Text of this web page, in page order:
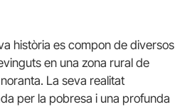
història es compon de diversos
en una zona rural de
La seva realitat
per la pobresa i una profunda